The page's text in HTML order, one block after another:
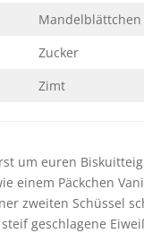
Mandelblättchen
Zucker
Zimt
um euren
einem Päckchen
zweiten Schüssel
geschlagene